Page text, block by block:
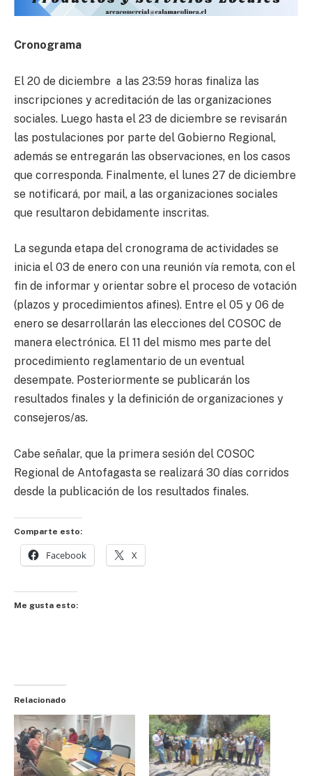
Cronograma
El 20 de diciembre a las 23:59 horas finaliza las
inscripciones y acreditación de las organizaciones
sociales. Luego hasta el 23 de diciembre se revisarán
las postulaciones por parte del Gobierno Regional,
además se entregarán las observaciones, en los casos
que corresponda. Finalmente, el lunes 27 de diciembre
se notificará, por mail, a las organizaciones sociales
que resultaron debidamente inscritas.
La segunda etapa del cronograma de actividades se
inicia el 03 de enero con una reunión vía remota, con el
fin de informar y orientar sobre el proceso de votación
(plazos y procedimientos afines). Entre el 05 y 06 de
enero se desarrollarán las elecciones del COSOC de
manera electrónica. El 11 del mismo mes parte del
procedimiento reglamentario de un eventual
desempate. Posteriormente se publicarán los
resultados finales y la definición de organizaciones y
consejeros/as.
Cabe señalar, que la primera sesión del COSOC
Regional de Antofagasta se realizará 30 días corridos
desde la publicación de los resultados finales.
Comparte esto:
Facebook X
Me gusta esto:
Relacionado